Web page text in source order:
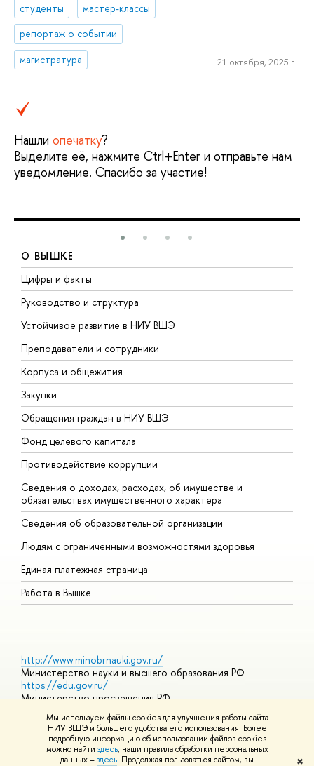
Мы используем файлы cookies для улучшения работы сайта
НИУ ВШЭ и большего удобства его использования. Более
подробную информацию об использовании файлов cookies
можно найти здесь, наши правила обработки персональных
данных –здесь. Продолжая пользоваться сайтом, вы
✖
студенты
мастер-классы
репортаж о событии
магистратура
21 октября, 2025 г.
Нашли опечатку?
Выделите её, нажмите Ctrl+Enter и отправьте нам
уведомление. Спасибо за участие!
О ВЫШКЕ
Цифры и факты
Руководство и структура
Устойчивое развитие в НИУ ВШЭ
Преподаватели и сотрудники
Корпуса и общежития
Закупки
Обращения граждан в НИУ ВШЭ
Фонд целевого капитала
Противодействие коррупции
Сведения о доходах, расходах, об имуществе и
обязательствах имущественного характера
Сведения об образовательной организации
Людям с ограниченными возможностями здоровья
Единая платежная страница
Работа в Вышке
http://www.minobrnauki.gov.ru/
Министерство науки и высшего образования РФ
https://edu.gov.ru/
Министерство просвещения РФ
https://elearning.hse.ru/mooc
Массовые открытые онлайн-курсы